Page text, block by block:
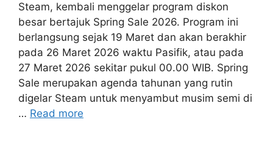
Steam, kembali menggelar program diskon
besar bertajuk Spring Sale 2026. Program ini
berlangsung sejak 19 Maret dan akan berakhir
pada 26 Maret 2026 waktu Pasifik, atau pada
27 Maret 2026 sekitar pukul 00.00 WIB. Spring
Sale merupakan agenda tahunan yang rutin
digelar Steam untuk menyambut musim semi di
… Read more